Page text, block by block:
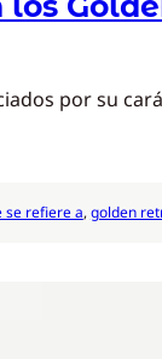
por su
se refiere a, golden